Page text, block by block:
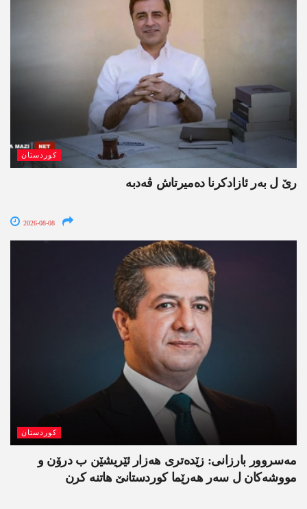
کوردستان
رێ ل بەر ئازادکرنا دەمیرتاش ڤەدبە
2026-08-08
کوردستان
مەسروور بارزانی: زێدەتری ھەزار ئێریشێن ب درۆن و
مووشەکان ل سەر ھەرێما کوردستانێ ھاتنە کرن